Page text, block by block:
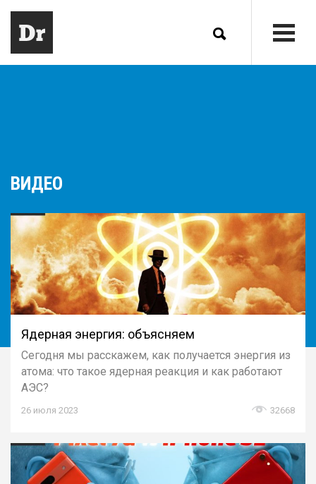
ВИДЕО
Ядерная энергия: объясняем
Сегодня мы расскажем, как получается энергия из
атома: что такое ядерная реакция и как работают
АЭС?
26 июля 2023 32668